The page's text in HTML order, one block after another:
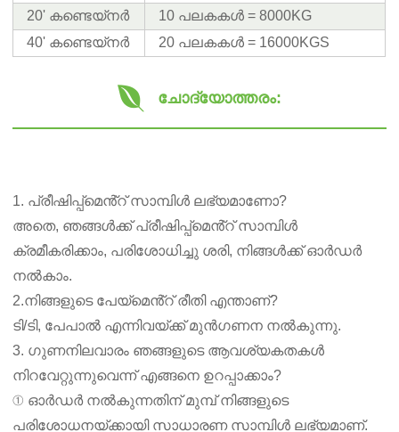
20' കണ്ടെയ്നർ
10 പലകകൾ = 8000KG
40' കണ്ടെയ്നർ
20 പലകകൾ = 16000KGS
ചോദ്യോത്തരം:
1. പ്രീഷിപ്പ്മെൻ്റ് സാമ്പിൾ ലഭ്യമാണോ?
അതെ, ഞങ്ങൾക്ക് പ്രീഷിപ്പ്‌മെൻ്റ് സാമ്പിൾ
ക്രമീകരിക്കാം, പരിശോധിച്ചു ശരി, നിങ്ങൾക്ക് ഓർഡർ
നൽകാം.
2.നിങ്ങളുടെ പേയ്മെൻ്റ് രീതി എന്താണ്?
ടി/ടി, പേപാൽ എന്നിവയ്ക്ക് മുൻഗണന നൽകുന്നു.
3. ഗുണനിലവാരം ഞങ്ങളുടെ ആവശ്യകതകൾ
നിറവേറ്റുന്നുവെന്ന് എങ്ങനെ ഉറപ്പാക്കാം?
① ഓർഡർ നൽകുന്നതിന് മുമ്പ് നിങ്ങളുടെ
പരിശോധനയ്ക്കായി സാധാരണ സാമ്പിൾ ലഭ്യമാണ്.